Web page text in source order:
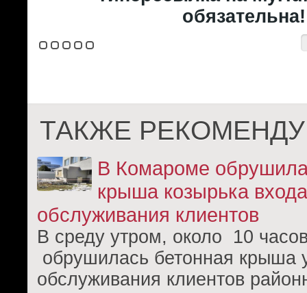
обязательна!
ТАКЖЕ
В Комароме
крыша козырька
обслуживания клиентов
В среду утром, около 10
обрушилась бетонная крыша
обслуживания клиентов